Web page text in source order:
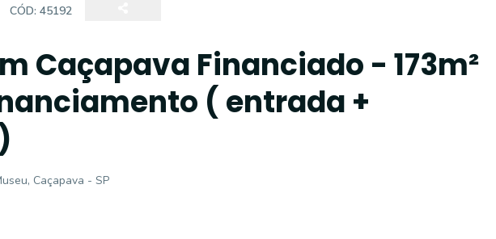
CÓD: 45192
Caçapava Financiado - 173m²
( entrada +
Caçapava - SP